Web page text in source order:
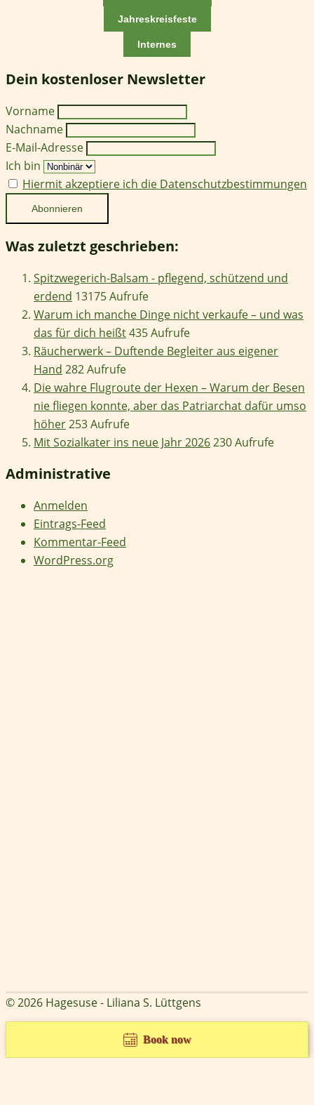
Jahreskreisfeste
Internes
Dein kostenloser Newsletter
Vorname
Nachname
E-Mail-Adresse
Ich bin
Hiermit akzeptiere ich die Datenschutzbestimmungen
Was zuletzt geschrieben:
Spitzwegerich-Balsam - pflegend, schützend und
erdend 13175 Aufrufe
Warum ich manche Dinge nicht verkaufe – und was
das für dich heißt435 Aufrufe
Räucherwerk – Duftende Begleiter aus eigener
Hand 282 Aufrufe
Die wahre Flugroute der Hexen – Warum der Besen
nie fliegen konnte, aber das Patriarchat dafür umso
höher253 Aufrufe
Mit Sozialkater ins neue Jahr 2026230 Aufrufe
Administrative
Anmelden
Eintrags-Feed
Kommentar-Feed
WordPress.org
© 2026 Hagesuse - Liliana S. Lüttgens
Book now